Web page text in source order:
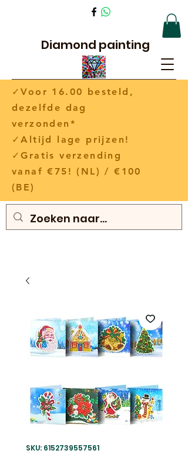
Diamond painting
✓Voor 16.00 besteld,
dezelfde dag
verzonden*
✓Altijd lage prijzen!
✓Gratis verzending
vanaf €75! (NL) / €100
(BE)
SKU: 6152739557561